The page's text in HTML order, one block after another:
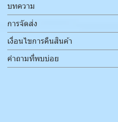
บทความ
การจัดส่ง
เงื่อนไขการคืนสินค้า
คำถามที่พบบ่อย